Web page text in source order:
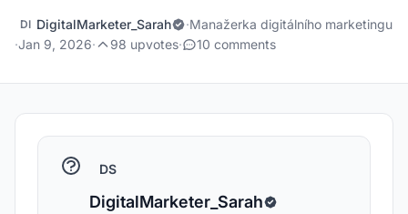
DI DigitalMarketer_Sarah ·Manažerka digitálního marketingu
·Jan 9, 2026· 98 upvotes· 10 comments
DS
DigitalMarketer_Sarah